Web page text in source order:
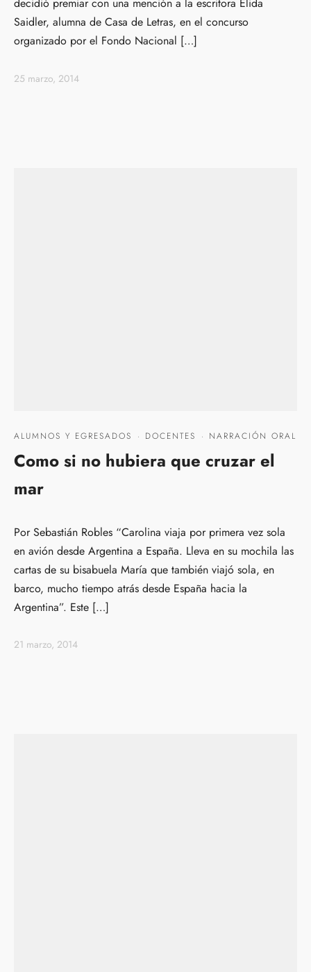
decidió premiar con una mención a la escritora Élida
Saidler, alumna de Casa de Letras, en el concurso
organizado por el Fondo Nacional […]
25 marzo, 2014
ALUMNOS Y EGRESADOS · DOCENTES · NARRACIÓN ORAL
Como si no hubiera que cruzar el
mar
Por Sebastián Robles “Carolina viaja por primera vez sola
en avión desde Argentina a España. Lleva en su mochila las
cartas de su bisabuela María que también viajó sola, en
barco, mucho tiempo atrás desde España hacia la
Argentina”. Este […]
21 marzo, 2014